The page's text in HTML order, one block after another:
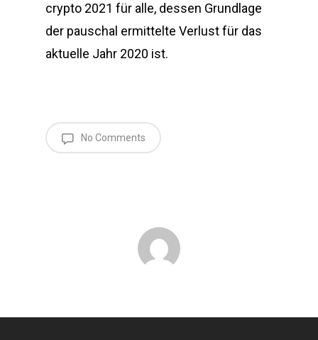
crypto 2021 für alle, dessen Grundlage
der pauschal ermittelte Verlust für das
aktuelle Jahr 2020 ist.
No Comments